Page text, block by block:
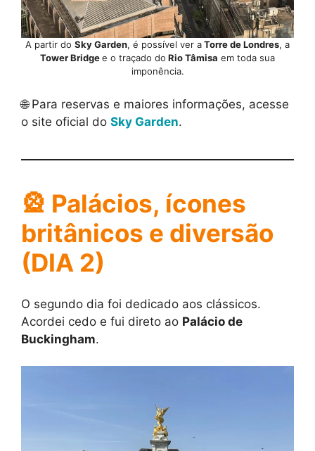
A partir do Sky Garden, é possível ver aTorre de Londres, a
Tower Bridgee o traçado do Rio Tâmisa em toda sua
imponência.
🌐 Para reservas e maiores informações, acesse
o site oficial do Sky Garden.
🎡 Palácios, ícones
britânicos e diversão
(DIA 2)
O segundo dia foi dedicado aos clássicos.
Acordei cedo e fui direto ao Palácio de
Buckingham.